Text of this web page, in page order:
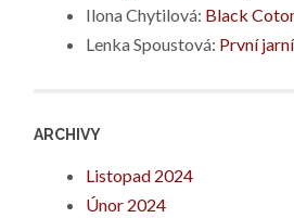
Ilona Chytilová: Black
Lenka Spoustová: První
ARCHIVY
Listopad 2024
Únor 2024